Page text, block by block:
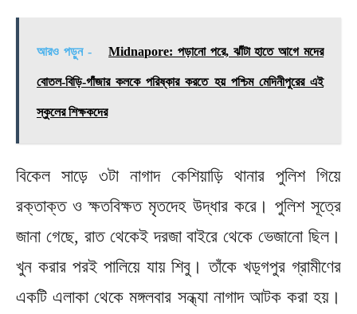
আরও পড়ুন - Midnapore: পড়ানো পরে, ঝাঁটা হাতে আগে মদের
বোতল-বিড়ি-গাঁজার কলকে পরিষ্কার করতে হয় পশ্চিম মেদিনীপুরের এই
স্কুলের শিক্ষকদের
বিকেল সাড়ে ৩টা নাগাদ কেশিয়াড়ি থানার পুলিশ গিয়ে
রক্তাক্ত ও ক্ষতবিক্ষত মৃতদেহ উদ্ধার করে। পুলিশ সূত্রে
জানা গেছে, রাত থেকেই দরজা বাইরে থেকে ভেজানো ছিল।
খুন করার পরই পালিয়ে যায় শিবু। তাঁকে খড়্গপুর গ্রামীণের
একটি এলাকা থেকে মঙ্গলবার সন্ধ্যা নাগাদ আটক করা হয়।